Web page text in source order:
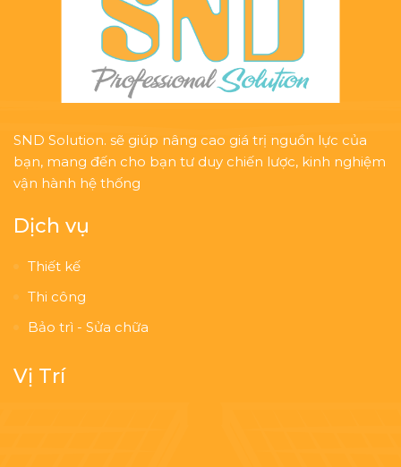
SND Solution. sẽ giúp nâng cao giá trị nguồn lực của
bạn, mang đến cho bạn tư duy chiến lược, kinh nghiệm
vận hành hệ thống
Dịch vụ
Thiết kế
Thi công
Bảo trì - Sửa chữa
Vị Trí